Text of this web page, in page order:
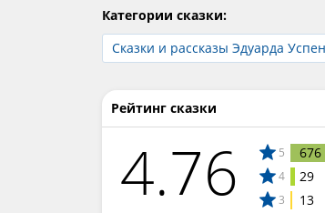
Категории сказки:
Сказки и рассказы Эдуарда
Рейтинг сказки
4.76 5 676
4 29
3 13